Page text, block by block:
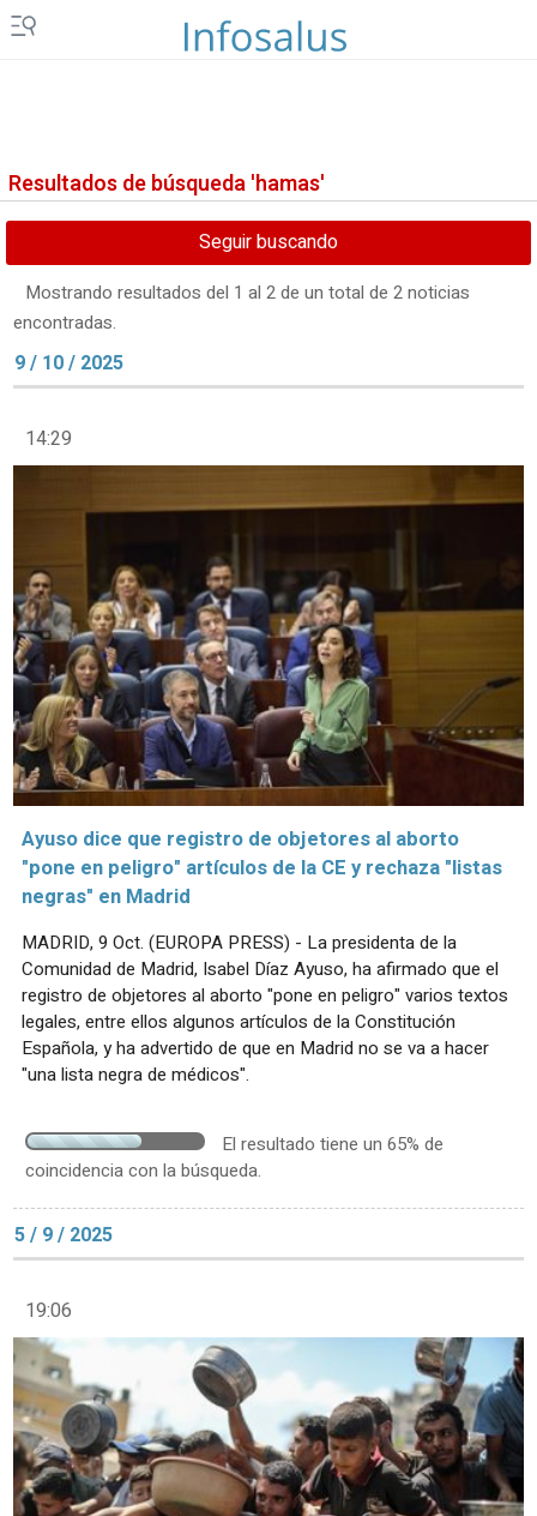
Resultados de búsqueda 'hamas'
Seguir buscando
Mostrando resultados del 1 al 2 de un total de 2 noticias
encontradas.
9 / 10 / 2025
14:29
Ayuso dice que registro de objetores al aborto
"pone en peligro" artículos de la CE y rechaza "listas
negras" en Madrid
MADRID, 9 Oct. (EUROPA PRESS) - La presidenta de la
Comunidad de Madrid, Isabel Díaz Ayuso, ha afirmado que el
registro de objetores al aborto "pone en peligro" varios textos
legales, entre ellos algunos artículos de la Constitución
Española, y ha advertido de que en Madrid no se va a hacer
"una lista negra de médicos".
El resultado tiene un 65% de
coincidencia con la búsqueda.
5 / 9 / 2025
19:06